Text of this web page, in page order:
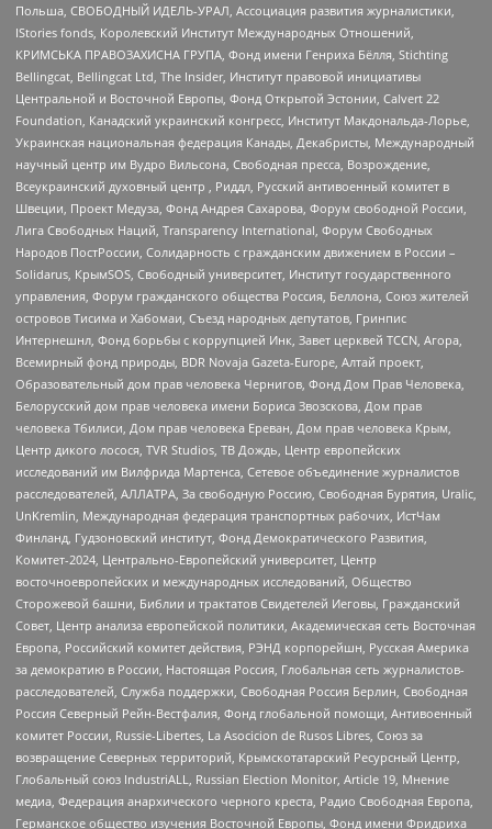
Польша, СВОБОДНЫЙ ИДЕЛЬ-УРАЛ, Ассоциация развития журналистики,
IStories fonds, Королевский Институт Международных Отношений,
КРИМСЬКА ПРАВОЗАХИСНА ГРУПА, Фонд имени Генриха Бёлля, Stichting
Bellingcat, Bellingcat Ltd, The Insider, Институт правовой инициативы
Центральной и Восточной Европы, Фонд Открытой Эстонии, Calvert 22
Foundation, Канадский украинский конгресс, Институт Макдональда-Лорье,
Украинская национальная федерация Канады, Декабристы, Международный
научный центр им Вудро Вильсона, Свободная пресса, Возрождение,
Всеукраинский духовный центр , Риддл, Русский антивоенный комитет в
Швеции, Проект Медуза, Фонд Андрея Сахарова, Форум свободной России,
Лига Свободных Наций, Transparеncy International, Форум Свободных
Народов ПостРоссии, Солидарность с гражданским движением в России –
Solidarus, КрымSOS, Свободный университет, Институт государственного
управления, Форум гражданского общества Россия, Беллона, Союз жителей
островов Тисима и Хабомаи, Съезд народных депутатов, Гринпис
Интернешнл, Фонд борьбы с коррупцией Инк, Завет церквей TCCN, Агора,
Всемирный фонд природы, BDR Novaja Gazeta-Europe, Алтай проект,
Образовательный дом прав человека Чернигов, Фонд Дом Прав Человека,
Белорусский дом прав человека имени Бориса Звозскова, Дом прав
человека Тбилиси, Дом прав человека Ереван, Дом прав человека Крым,
Центр дикого лосося, TVR Studios, ТВ Дождь, Центр европейских
исследований им Вилфрида Мартенса, Сетевое объединение журналистов
расследователей, АЛЛАТРА, За свободную Россию, Свободная Бурятия, Uralic,
UnKremlin, Международная федерация транспортных рабочих, ИстЧам
Финланд, Гудзоновский институт, Фонд Демократического Развития,
Комитет-2024, Центрально-Европейский университет, Центр
восточноевропейских и международных исследований, Общество
Сторожевой башни, Библии и трактатов Свидетелей Иеговы, Гражданский
Совет, Центр анализа европейской политики, Академическая сеть Восточная
Европа, Российский комитет действия, РЭНД корпорейшн, Русская Америка
за демократию в России, Настоящая Россия, Глобальная сеть журналистов-
расследователей, Служба поддержки, Свободная Россия Берлин, Свободная
Россия Северный Рейн-Вестфалия, Фонд глобальной помощи, Антивоенный
комитет России, Russie-Libertes, La Asocicion de Rusos Libres, Союз за
возвращение Северных территорий, Крымскотатарский Ресурсный Центр,
Глобальный союз IndustriALL, Russian Election Monitor, Article 19, Мнение
медиа, Федерация анархического черного креста, Радио Свободная Европа,
Германское общество изучения Восточной Европы, Фонд имени Фридриха